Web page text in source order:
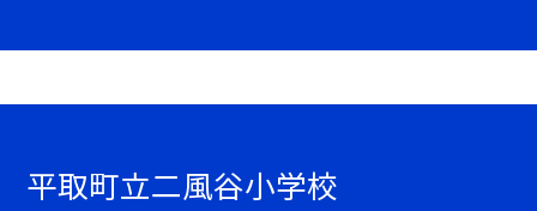
平取町立二風谷小学校